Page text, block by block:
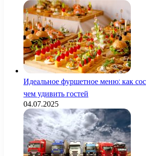
Идеальное фуршетное меню: как
чем удивить гостей
04.07.2025